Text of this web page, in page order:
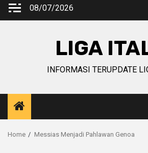
Skip
08/07/2026
LIGA
INFORMASI TERUPDATE
Home Messias Menjadi Pahlawan Genoa